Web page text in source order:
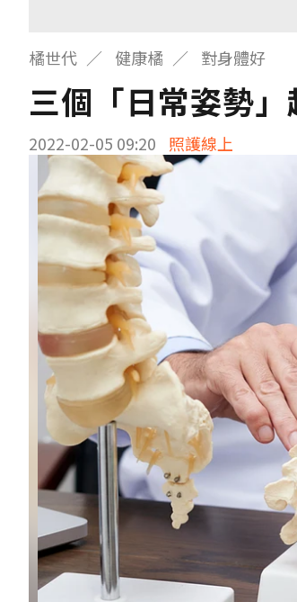
橘世代 健康橘 對身體好
三個「日常姿勢
2022-02-05 09:20 照護線上